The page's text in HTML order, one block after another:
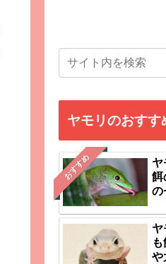
ヤモリのおすす
おすすめ
ヤ
餌
の
ヤ
や